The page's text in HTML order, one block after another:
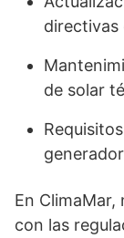
directivas
de solar
En
con las